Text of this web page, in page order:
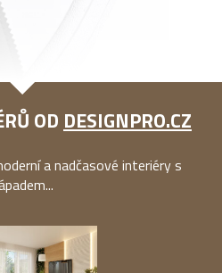
OD DESIGNPRO.CZ
a nadčasové interiéry s